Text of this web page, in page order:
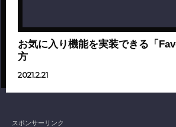
お気に入り機能を実装できる「
方
2021.2.21